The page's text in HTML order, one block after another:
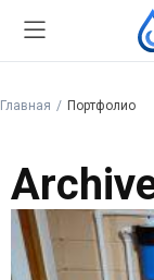
Главная Портфолио